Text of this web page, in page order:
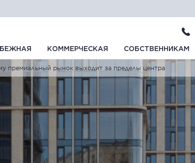
КОММЕРЧЕСКАЯ СОБСТВЕННИКАМ
премиальный рынок выходит за пределы центра